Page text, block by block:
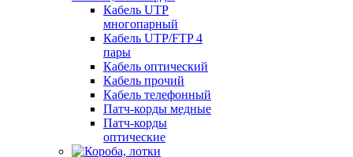
Кабель UTP
многопарный
Кабель UTP/FTP 4
пары
Кабель оптический
Кабель прочий
Кабель телефонный
Патч-корды медные
Патч-корды
оптические